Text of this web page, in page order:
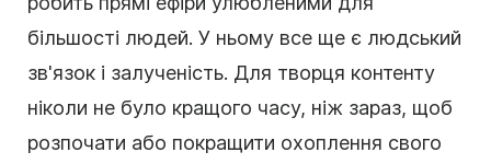
більшості людей. У ньому все ще є людський
зв'язок і залученість. Для творця контенту
ніколи не було кращого часу, ніж зараз, щоб
розпочати або покращити охоплення свого